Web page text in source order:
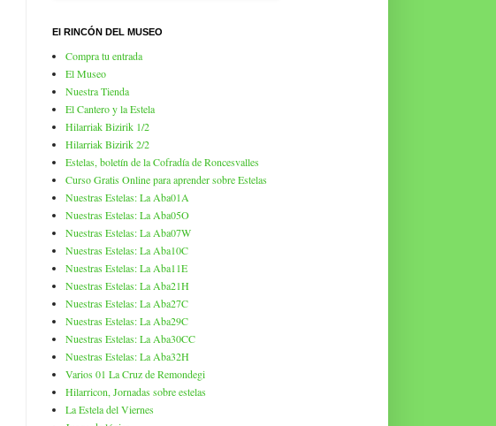
El RINCÓN DEL MUSEO
Compra tu entrada
El Museo
Nuestra Tienda
El Cantero y la Estela
Hilarriak Bizirik 1/2
Hilarriak Bizirik 2/2
Estelas, boletín de la Cofradía de Roncesvalles
Curso Gratis Online para aprender sobre Estelas
Nuestras Estelas: La Aba01A
Nuestras Estelas: La Aba05O
Nuestras Estelas: La Aba07W
Nuestras Estelas: La Aba10C
Nuestras Estelas: La Aba11E
Nuestras Estelas: La Aba21H
Nuestras Estelas: La Aba27C
Nuestras Estelas: La Aba29C
Nuestras Estelas: La Aba30CC
Nuestras Estelas: La Aba32H
Varios 01 La Cruz de Remondegi
Hilarricon, Jornadas sobre estelas
La Estela del Viernes